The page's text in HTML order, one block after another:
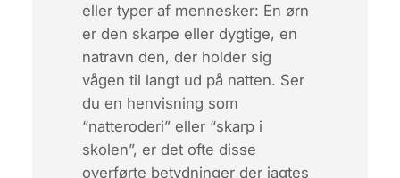
eller typer af mennesker: En ørn
er den skarpe eller dygtige, en
natravn den, der holder sig
vågen til langt ud på natten. Ser
du en henvisning som
“natteroderi” eller “skarp i
skolen”, er det ofte disse
overførte betydninger der jagtes